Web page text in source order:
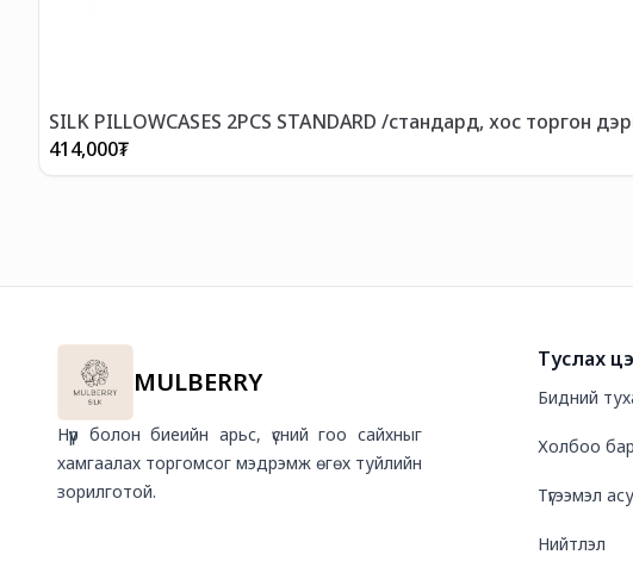
SILK PILLOWCASES 2PCS STANDARD /стандард, хос торгон
414,000₮
MULBERRY
Нүүр болон биеийн арьс, үсний гоо сайхныг
хамгаалах торгомсог мэдрэмж өгөх туйлийн
зорилготой.
Туслах
Бидний
Холбоо
Түгээмэл
Нийтлэл